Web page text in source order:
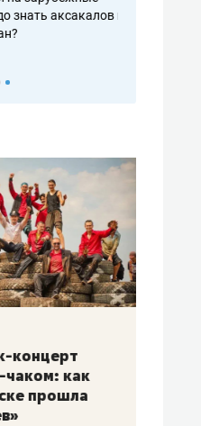
знать аксакалов и
как
прошла